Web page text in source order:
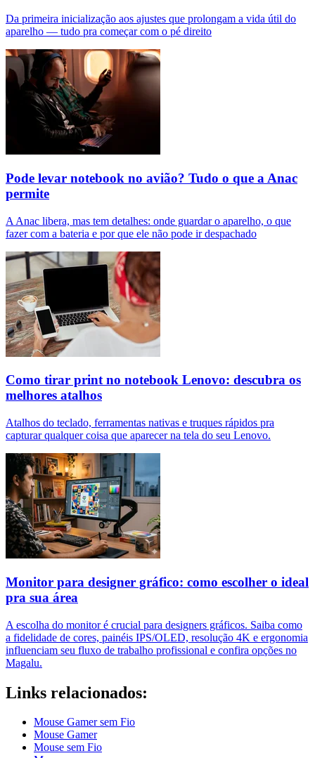
Da primeira inicialização aos ajustes que prolongam a vida útil do
aparelho — tudo pra começar com o pé direito
Pode levar notebook no avião? Tudo o que a Anac
permite
A Anac libera, mas tem detalhes: onde guardar o aparelho, o que
fazer com a bateria e por que ele não pode ir despachado
Como tirar print no notebook Lenovo: descubra os
melhores atalhos
Atalhos do teclado, ferramentas nativas e truques rápidos pra
capturar qualquer coisa que aparecer na tela do seu Lenovo.
Monitor para designer gráfico: como escolher o ideal
pra sua área
A escolha do monitor é crucial para designers gráficos. Saiba como
a fidelidade de cores, painéis IPS/OLED, resolução 4K e ergonomia
influenciam seu fluxo de trabalho profissional e confira opções no
Magalu.
Links relacionados:
Mouse Gamer sem Fio
Mouse Gamer
Mouse sem Fio